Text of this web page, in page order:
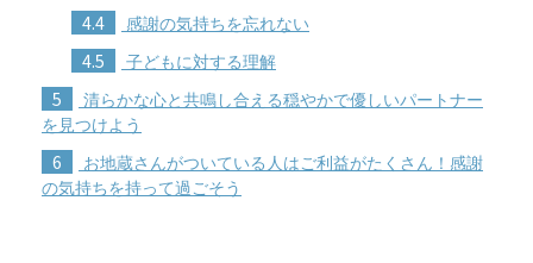
4.4 感謝の気持ちを忘れない
4.5 子どもに対する理解
5
清らかな心と共鳴し合える穏やかで優しいパートナー
を見つけよう
6
お地蔵さんがついている人はご利益がたくさん！感謝
の気持ちを持って過ごそう